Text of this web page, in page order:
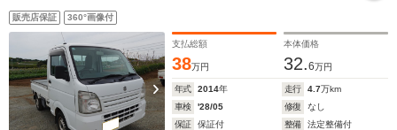
販売店保証 360°画像付
支払総額
38万円
本体価格
32.6万円
年式 2014年 走行 4.7万km
車検
'28/05 修復
なし
保証
保証付 整備
法定整備付